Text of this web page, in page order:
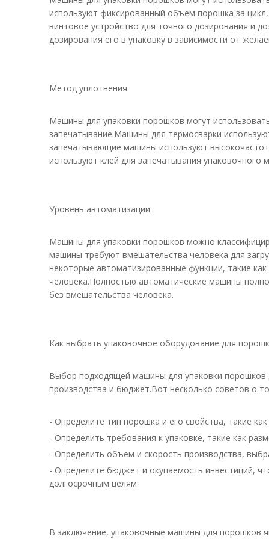
используют фиксированный объем порошка за
винтовое устройство для точного дозирования и
дозирования его в упаковку в зависимости от
Метод уплотнения
Машины для упаковки порошков могут
запечатывание.Машины для термосварки
запечатывающие машины используют
используют клей для запечатывания
Уровень автоматизации
Машины для упаковки порошков можно
машины требуют вмешательства человека для
некоторые автоматизированные функции, такие
человека.Полностью автоматические машины
без вмешательства человека.
Как выбрать упаковочное оборудование для
Выбор подходящей машины для упаковки порошков
производства и бюджет.Вот несколько советов о
- Определите тип порошка и его свойства, такие
- Определить требования к упаковке, такие как
- Определить объем и скорость производства,
- Определите бюджет и окупаемость инвестиций,
долгосрочным целям.
В заключение, упаковочные машины для